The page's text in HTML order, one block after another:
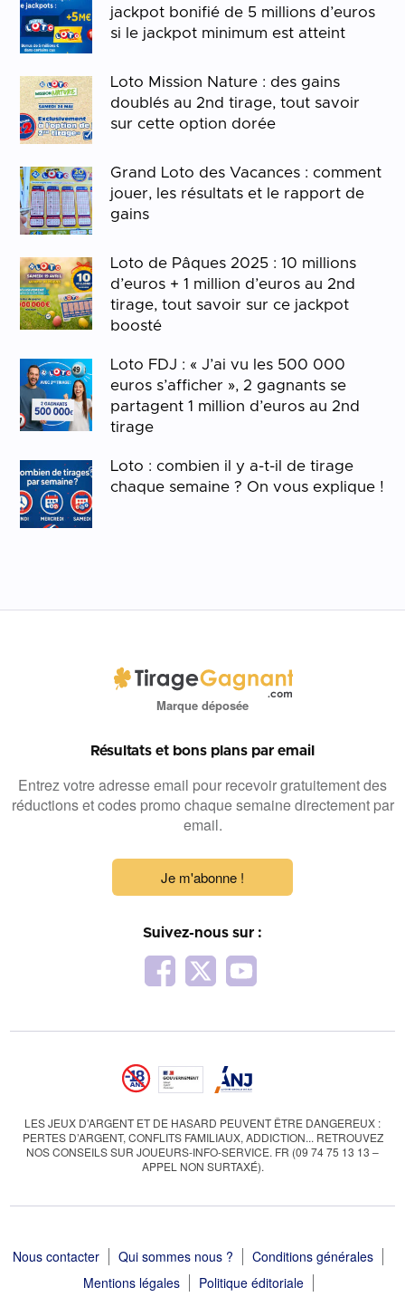
jackpot bonifié de 5 millions d’euros
si le jackpot minimum est atteint
Loto Mission Nature : des gains
doublés au 2nd tirage, tout savoir
sur cette option dorée
Grand Loto des Vacances : comment
jouer, les résultats et le rapport de
gains
Loto de Pâques 2025 : 10 millions
d’euros + 1 million d’euros au 2nd
tirage, tout savoir sur ce jackpot
boosté
Loto FDJ : « J’ai vu les 500 000
euros s’afficher », 2 gagnants se
partagent 1 million d’euros au 2nd
tirage
Loto : combien il y a-t-il de tirage
chaque semaine ? On vous explique !
Marque déposée
Résultats et bons plans par email
Entrez votre adresse email pour recevoir gratuitement des
réductions et codes promo chaque semaine directement par
email.
Je m'abonne !
Suivez-nous sur :
LES JEUX D’ARGENT ET DE HASARD PEUVENT ÊTRE DANGEREUX :
PERTES D’ARGENT, CONFLITS FAMILIAUX, ADDICTION... RETROUVEZ
NOS CONSEILS SUR JOUEURS-INFO-SERVICE. FR (09 74 75 13 13 –
APPEL NON SURTAXÉ).
Nous contacter Qui sommes nous ?
Conditions générales
Mentions légales
Politique éditoriale